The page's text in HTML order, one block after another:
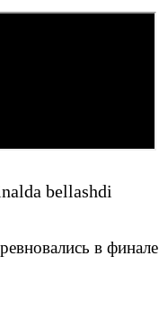
bellashdi
в финале